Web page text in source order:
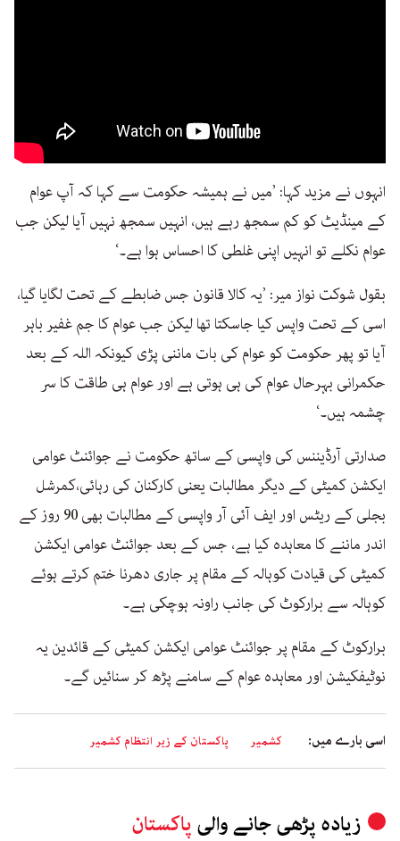
انہوں نے مزید کہا: ’میں نے ہمیشہ حکومت سے کہا کہ آپ عوام
کے مینڈیٹ کو کم سمجھ رہے ہیں، انہیں سمجھ نہیں آیا لیکن جب
عوام نکلے تو انہیں اپنی غلطی کا احساس ہوا ہے۔‘
بقول شوکت نواز میر: ’یہ کالا قانون جس ضابطے کے تحت لگایا گیا،
اسی کے تحت واپس کیا جاسکتا تھا لیکن جب عوام کا جم غفیر باہر
آیا تو پھر حکومت کو عوام کی بات ماننی پڑی کیونکہ اللہ کے بعد
حکمرانی بہرحال عوام کی ہی ہوتی ہے اور عوام ہی طاقت کا سر
چشمہ ہیں۔‘
صدارتی آرڈیننس کی واپسی کے ساتھ حکومت نے جوائنٹ عوامی
ایکشن کمیٹی کے دیگر مطالبات یعنی کارکنان کی رہائی،کمرشل
بجلی کے ریٹس اور ایف آئی آر واپسی کے مطالبات بھی 90 روز کے
اندر ماننے کا معاہدہ کیا ہے، جس کے بعد جوائنٹ عوامی ایکشن
کمیٹی کی قیادت کوہالہ کے مقام پر جاری دھرنا ختم کرتے ہوئے
کوہالہ سے برارکوٹ کی جانب راونہ ہوچکی ہے۔
برارکوٹ کے مقام پر جوائنٹ عوامی ایکشن کمیٹی کے قائدین یہ
نوٹیفکیشن اور معاہدہ عوام کے سامنے پڑھ کر سنائیں گے۔
اسی بارے میں: کشمیر پاکستان کے زیر انتظام کشمیر
زیادہ پڑھی جانے والی پاکستان